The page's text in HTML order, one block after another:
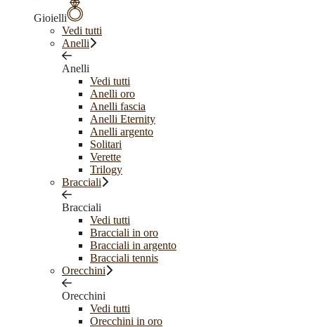
Gioielli
Vedi tutti
Anelli
Anelli
Vedi tutti
Anelli oro
Anelli fascia
Anelli Eternity
Anelli argento
Solitari
Verette
Trilogy
Bracciali
Bracciali
Vedi tutti
Bracciali in oro
Bracciali in argento
Bracciali tennis
Orecchini
Orecchini
Vedi tutti
Orecchini in oro